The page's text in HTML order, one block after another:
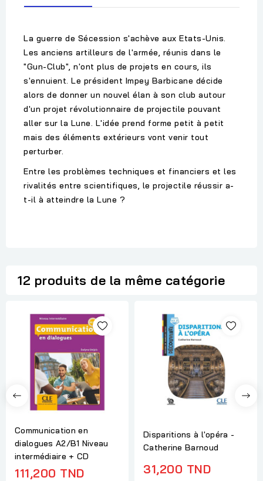
La guerre de Sécession s'achève aux Etats-Unis.
Les anciens artilleurs de l'armée, réunis dans le
"Gun-Club", n'ont plus de projets en cours, ils
s'ennuient. Le président Impey Barbicane décide
alors de donner un nouvel élan à son club autour
d'un projet révolutionnaire de projectile pouvant
aller sur la Lune. L'idée prend forme petit à petit
mais des éléments extérieurs vont venir tout
perturber.
Entre les problèmes techniques et financiers et les
rivalités entre scientifiques, le projectile réussir a-
t-il à atteindre la Lune ?
12 produits de la même catégorie
Communication en
dialogues A2/B1 Niveau
intermédiaire + CD
111,200 TND
Disparitions à l'opéra -
Catherine Barnoud
31,200 TND